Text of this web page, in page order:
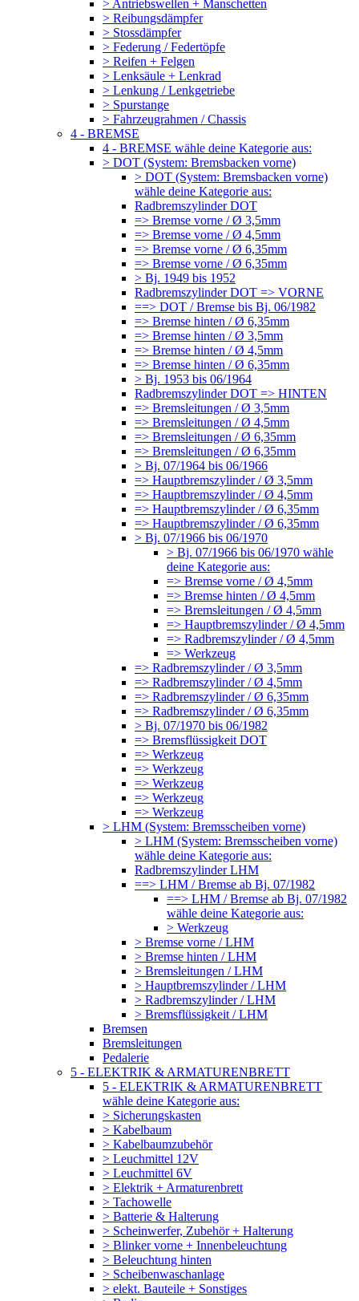
> Antriebswellen + Manschetten
> Reibungsdämpfer
> Stossdämpfer
> Federung / Federtöpfe
> Reifen + Felgen
> Lenksäule + Lenkrad
> Lenkung / Lenkgetriebe
> Spurstange
> Fahrzeugrahmen / Chassis
4 - BREMSE
4 - BREMSE wähle deine Kategorie aus:
> DOT (System: Bremsbacken vorne)
> DOT (System: Bremsbacken vorne)
wähle deine Kategorie aus:
Radbremszylinder DOT
=> Bremse vorne / Ø 3,5mm
=> Bremse vorne / Ø 4,5mm
=> Bremse vorne / Ø 6,35mm
=> Bremse vorne / Ø 6,35mm
> Bj. 1949 bis 1952
Radbremszylinder DOT => VORNE
==> DOT / Bremse bis Bj. 06/1982
=> Bremse hinten / Ø 6,35mm
=> Bremse hinten / Ø 3,5mm
=> Bremse hinten / Ø 4,5mm
=> Bremse hinten / Ø 6,35mm
> Bj. 1953 bis 06/1964
Radbremszylinder DOT => HINTEN
=> Bremsleitungen / Ø 3,5mm
=> Bremsleitungen / Ø 4,5mm
=> Bremsleitungen / Ø 6,35mm
=> Bremsleitungen / Ø 6,35mm
> Bj. 07/1964 bis 06/1966
=> Hauptbremszylinder / Ø 3,5mm
=> Hauptbremszylinder / Ø 4,5mm
=> Hauptbremszylinder / Ø 6,35mm
=> Hauptbremszylinder / Ø 6,35mm
> Bj. 07/1966 bis 06/1970
> Bj. 07/1966 bis 06/1970 wähle
deine Kategorie aus:
=> Bremse vorne / Ø 4,5mm
=> Bremse hinten / Ø 4,5mm
=> Bremsleitungen / Ø 4,5mm
=> Hauptbremszylinder / Ø 4,5mm
=> Radbremszylinder / Ø 4,5mm
=> Werkzeug
=> Radbremszylinder / Ø 3,5mm
=> Radbremszylinder / Ø 4,5mm
=> Radbremszylinder / Ø 6,35mm
=> Radbremszylinder / Ø 6,35mm
> Bj. 07/1970 bis 06/1982
=> Bremsflüssigkeit DOT
=> Werkzeug
=> Werkzeug
=> Werkzeug
=> Werkzeug
=> Werkzeug
> LHM (System: Bremsscheiben vorne)
> LHM (System: Bremsscheiben vorne)
wähle deine Kategorie aus:
Radbremszylinder LHM
==> LHM / Bremse ab Bj. 07/1982
==> LHM / Bremse ab Bj. 07/1982
wähle deine Kategorie aus:
> Werkzeug
> Bremse vorne / LHM
> Bremse hinten / LHM
> Bremsleitungen / LHM
> Hauptbremszylinder / LHM
> Radbremszylinder / LHM
> Bremsflüssigkeit / LHM
Bremsen
Bremsleitungen
Pedalerie
5 - ELEKTRIK & ARMATURENBRETT
5 - ELEKTRIK & ARMATURENBRETT
wähle deine Kategorie aus:
> Sicherungskasten
> Kabelbaum
> Kabelbaumzubehör
> Leuchmittel 12V
> Leuchmittel 6V
> Elektrik + Armaturenbrett
> Tachowelle
> Batterie & Halterung
> Scheinwerfer, Zubehör + Halterung
> Blinker vorne + Innenbeleuchtung
> Beleuchtung hinten
> Scheibenwaschanlage
> elekt. Bauteile + Sonstiges